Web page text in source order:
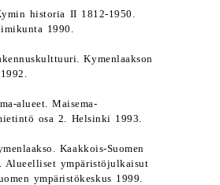
historia II 1812-1950.
1990.
Kymenlaakson
alueet. Maisema-
osa 2. Helsinki 1993.
Kaakkois-Suomen
Alueelliset ympäristöjulkaisut
ympäristökeskus 1999.